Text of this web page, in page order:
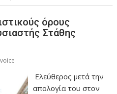
όρους
Στάθης
Ελεύθερος μετά την
απολογία του στον